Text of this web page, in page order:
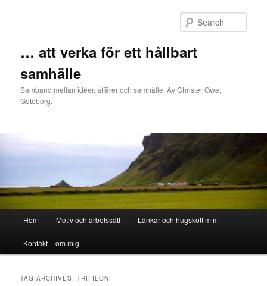
… att verka för ett hållbart
samhälle
Samband mellan idéer, affärer och samhälle. Av Christer Owe,
Göteborg.
Skip to primary content
Skip to secondary content
Hem Motiv och arbetssätt Länkar och hugskott m m
Kontakt – om mig
TAG ARCHIVES:TRIFILON